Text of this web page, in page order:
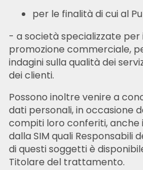
per le finalità di cui al
- a società specializzate per
promozione commerciale,
indagini sulla qualità dei
dei clienti.
Possono inoltre venire a
dati personali, in occasione
compiti loro conferiti, anche
dalla SIM quali Responsabili
di questi soggetti è
Titolare del trattamento.